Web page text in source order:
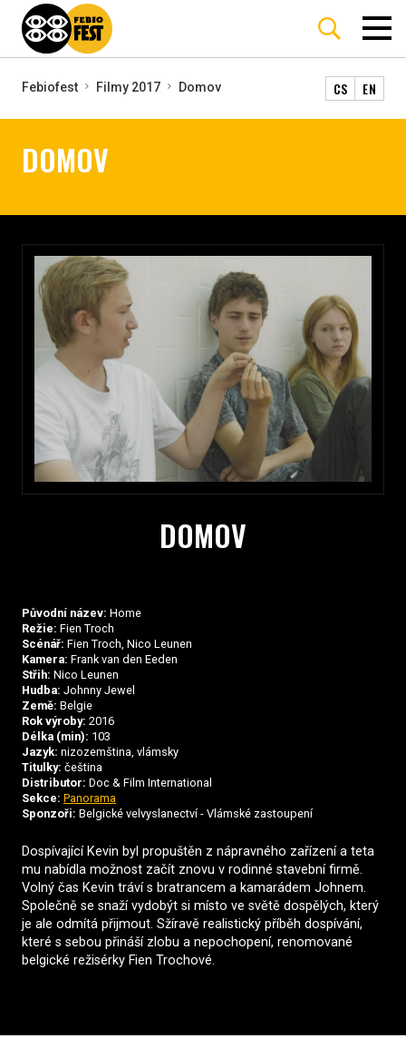
Febiofest Filmy 2017 Domov CS EN
DOMOV
DOMOV
Původní název: Home
Režie: Fien Troch
Scénář: Fien Troch, Nico Leunen
Kamera: Frank van den Eeden
Střih: Nico Leunen
Hudba: Johnny Jewel
Země: Belgie
Rok výroby: 2016
Délka (min): 103
Jazyk: nizozemština, vlámsky
Titulky: čeština
Distributor: Doc & Film International
Sekce: Panorama
Sponzoři: Belgické velvyslanectví - Vlámské zastoupení
Dospívající Kevin byl propuštěn z nápravného zařízení a teta
mu nabídla možnost začít znovu v rodinné stavební firmě.
Volný čas Kevin tráví s bratrancem a kamarádem Johnem.
Společně se snaží vydobýt si místo ve světě dospělých, který
je ale odmítá přijmout. Sžíravě realistický příběh dospívání,
které s sebou přináší zlobu a nepochopení, renomované
belgické režisérky Fien Trochové.